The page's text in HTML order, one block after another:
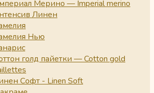
Мерино — Imperial merino
Линен
Нью
голд пайетки — Cotton gold
Софт - Linen Soft